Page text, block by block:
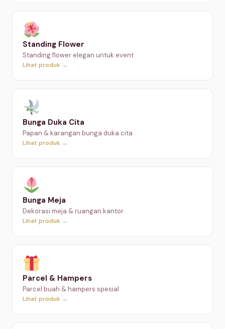
Standing Flower
Standing flower elegan untuk event
Lihat produk →
Bunga Duka Cita
Papan & karangan bunga duka cita
Lihat produk →
Bunga Meja
Dekorasi meja & ruangan kantor
Lihat produk →
Parcel & Hampers
Parcel buah & hampers spesial
Lihat produk →